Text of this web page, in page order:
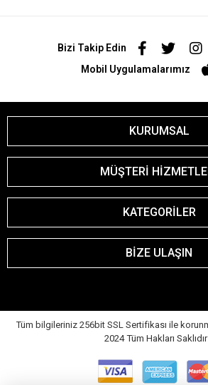
Bizi Takip Edin
Mobil Uygulamalarımız
KURUMSAL
MÜŞTERİ
KATEGORİLER
BİZE ULAŞIN
Tüm bilgileriniz 256bit SSL Sertifikası ile
2024 Tüm Hakları Saklıdır